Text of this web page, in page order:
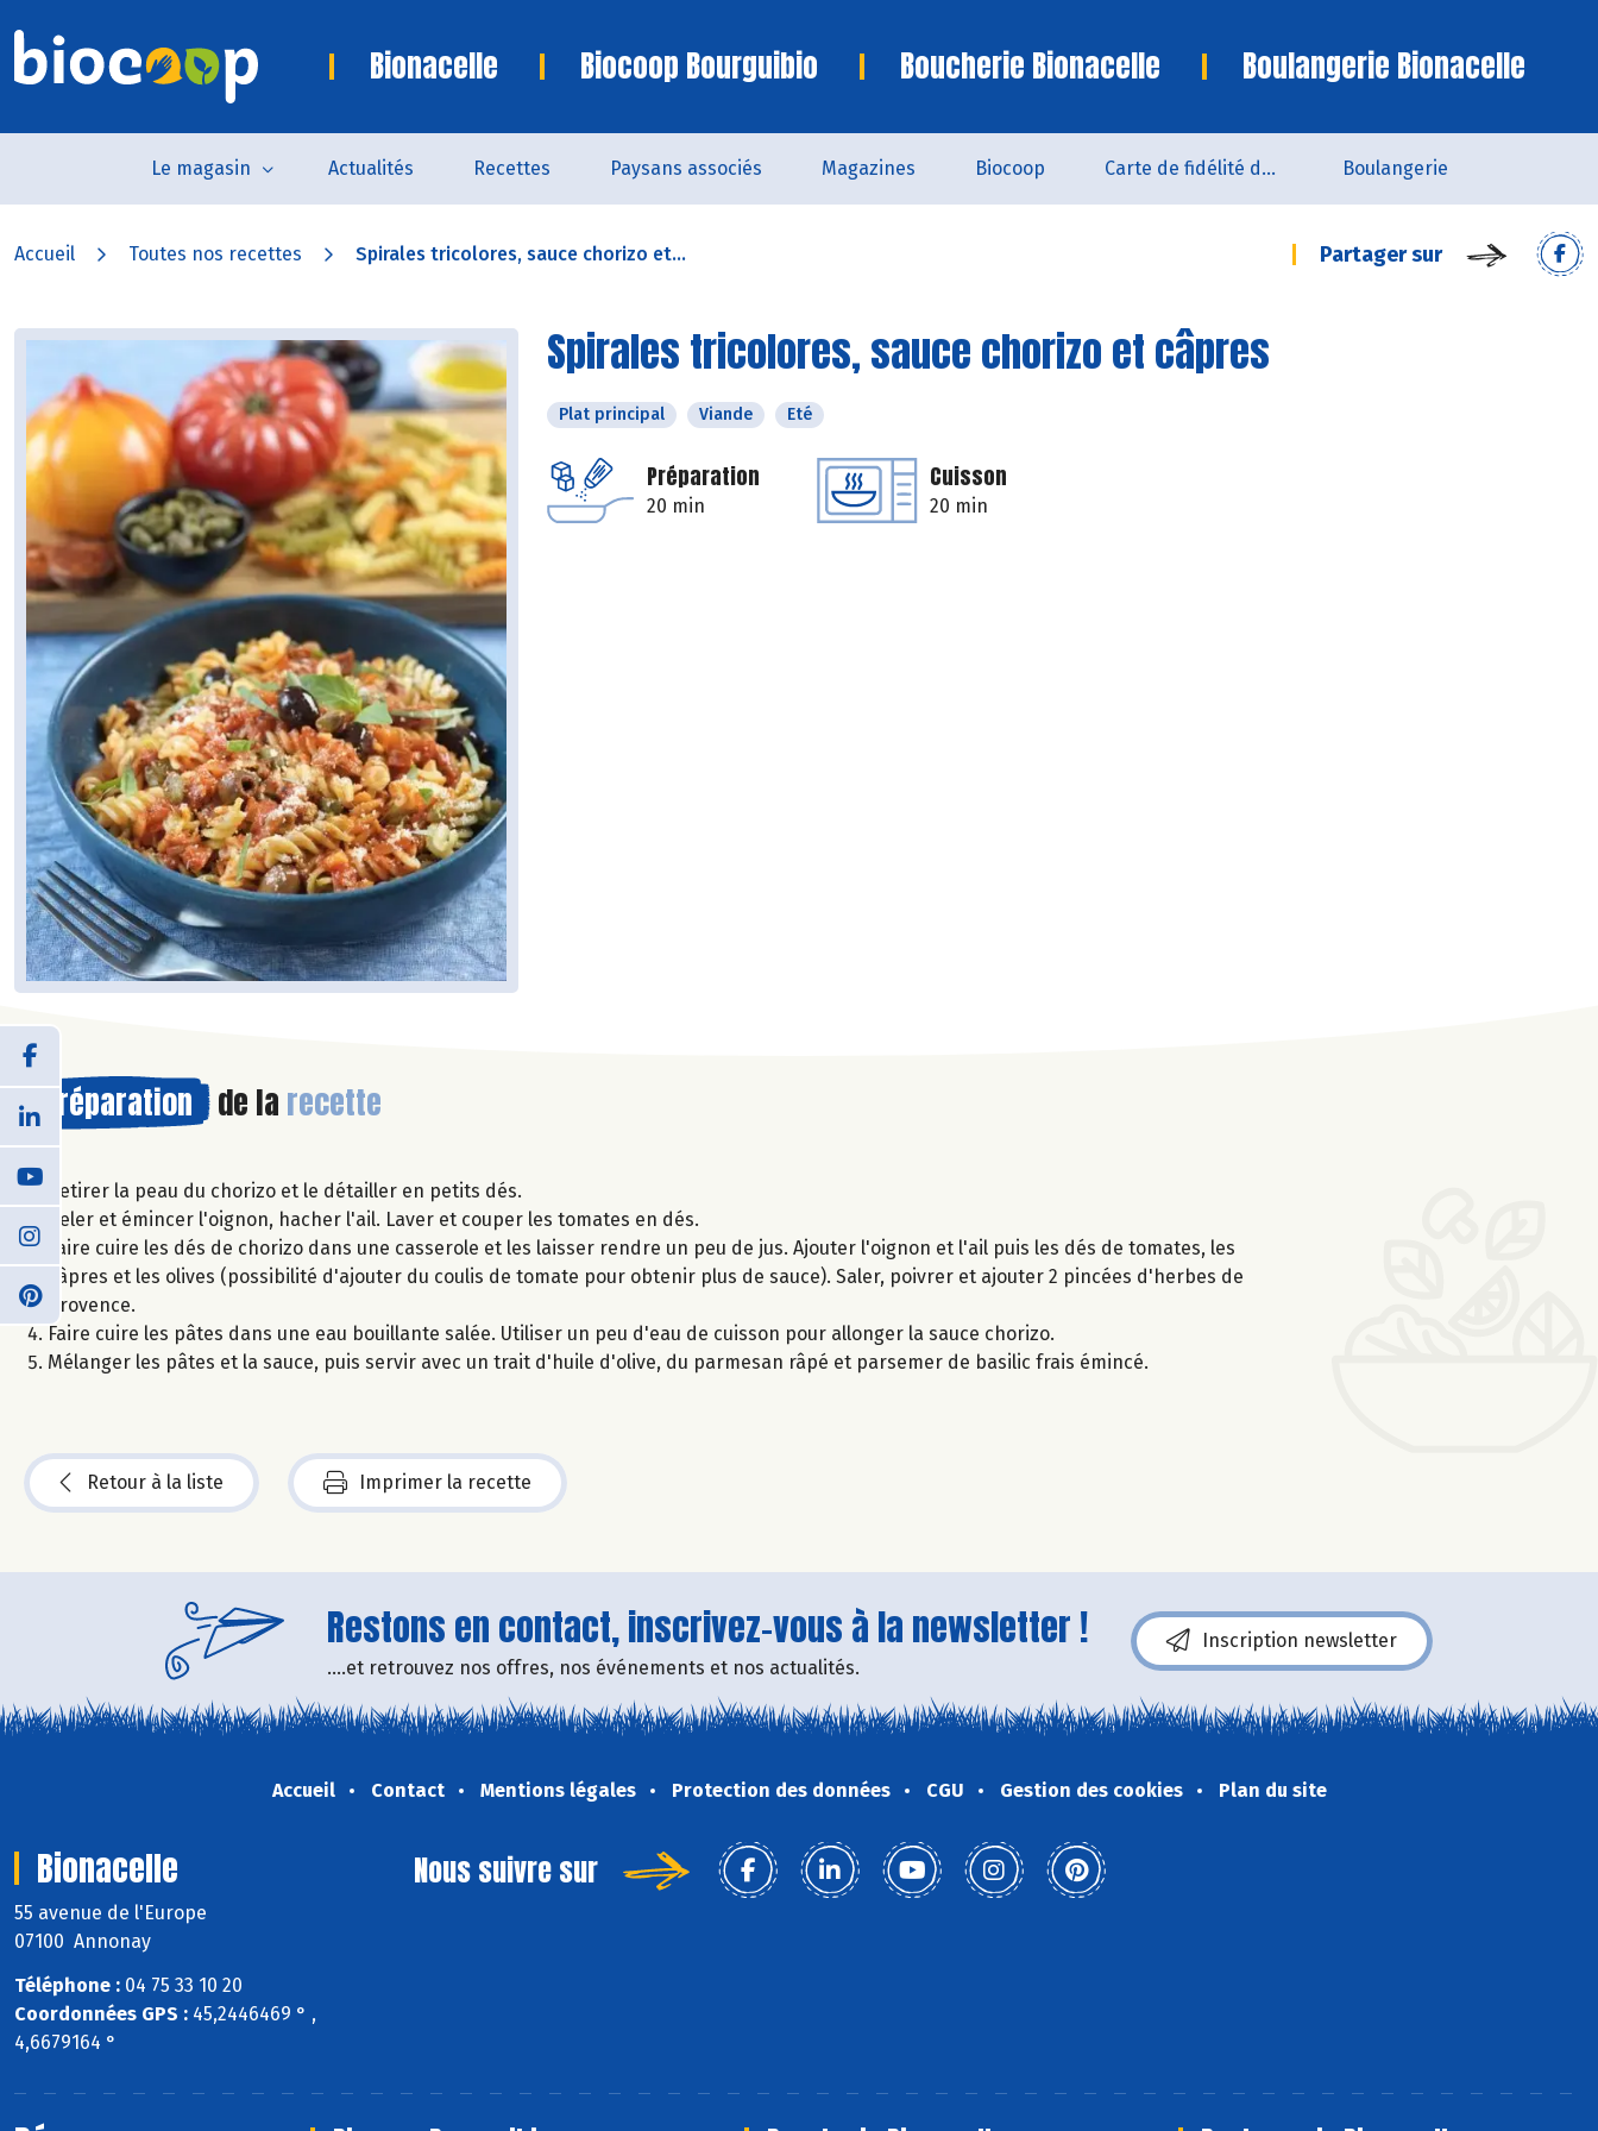
Bionacelle Biocoop Bourguibio Boucherie Bionacelle Boulangerie Bionacelle
Le magasin Actualités Recettes Paysans associés Magazines Biocoop Carte de fidélité du magasin Boulangerie
Accueil Toutes nos recettes Spirales tricolores, sauce chorizo et... Partager sur
Spirales tricolores, sauce chorizo et câpres
Plat principal Viande Eté
Préparation
20 min
Cuisson
20 min
Préparation de la recette
Retirer la peau du chorizo et le détailler en petits dés.
Peler et émincer l'oignon, hacher l'ail. Laver et couper les tomates en dés.
Faire cuire les dés de chorizo dans une casserole et les laisser rendre un peu de jus. Ajouter l'oignon et l'ail puis les dés de tomates, les
câpres et les olives (possibilité d'ajouter du coulis de tomate pour obtenir plus de sauce). Saler, poivrer et ajouter 2 pincées d'herbes de
Provence.
Faire cuire les pâtes dans une eau bouillante salée. Utiliser un peu d'eau de cuisson pour allonger la sauce chorizo.
Mélanger les pâtes et la sauce, puis servir avec un trait d'huile d'olive, du parmesan râpé et parsemer de basilic frais émincé.
Retour à la liste Imprimer la recette
Restons en contact, inscrivez-vous à la newsletter !
....et retrouvez nos offres, nos événements et nos actualités.
Inscription newsletter
Accueil Contact Mentions légales Protection des données CGU Gestion des cookies Plan du site
Bionacelle
55 avenue de l'Europe
07100 Annonay
Téléphone : 04 75 33 10 20
Coordonnées GPS : 45,2446469 ° ,
4,6679164 °
Nous suivre sur